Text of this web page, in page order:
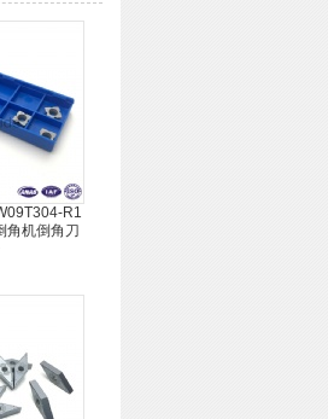
R1
角机倒角刀